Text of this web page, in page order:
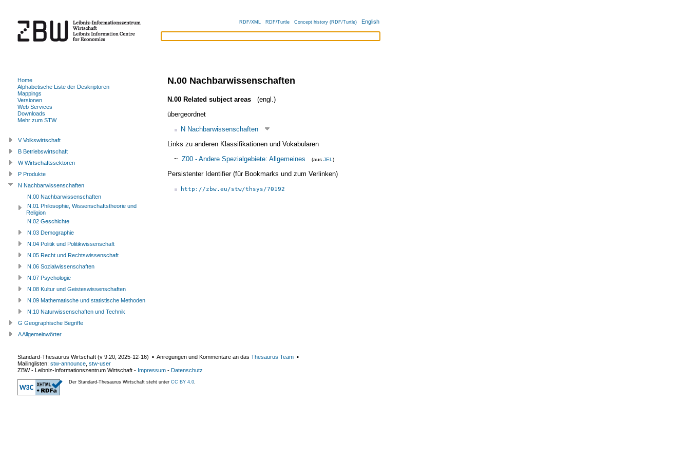
RDF/XML RDF/Turtle Concept history (RDF/Turtle) English
N.00 Nachbarwissenschaften
N.00 Related subject areas
(engl.)
übergeordnet
N Nachbarwissenschaften
Links zu anderen Klassifikationen und Vokabularen
~ Z00 - Andere Spezialgebiete: Allgemeines (aus JEL )
Persistenter Identifier (für Bookmarks und zum Verlinken)
http://zbw.eu/stw/thsys/70192
Home
Alphabetische Liste der Deskriptoren
Mappings
Versionen
Web Services
Downloads
Mehr zum STW
V Volkswirtschaft
B Betriebswirtschaft
W Wirtschaftssektoren
P Produkte
N Nachbarwissenschaften
N.00 Nachbarwissenschaften
N.01 Philosophie, Wissenschaftstheorie und
Religion
N.02 Geschichte
N.03 Demographie
N.04 Politik und Politikwissenschaft
N.05 Recht und Rechtswissenschaft
N.06 Sozialwissenschaften
N.07 Psychologie
N.08 Kultur und Geisteswissenschaften
N.09 Mathematische und statistische Methoden
N.10 Naturwissenschaften und Technik
G Geographische Begriffe
A Allgemeinwörter
Standard-Thesaurus Wirtschaft (v 9.20 2025-12-16) ▪ Anregungen und Kommentare an das Thesaurus Team ▪
Mailinglisten: stw-announce stw-user
ZBW - Leibniz-Informationszentrum Wirtschaft - Impressum - Datenschutz
Der Standard-Thesaurus Wirtschaft steht unter CC BY 4.0